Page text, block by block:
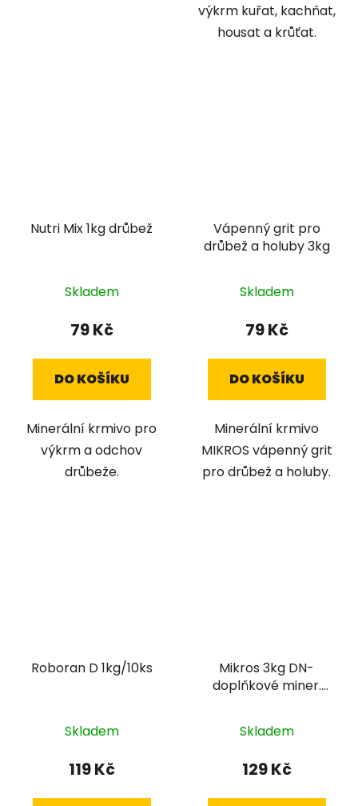
výkrm kuřat, kachňat,
housat a krůťat.
Nutri Mix 1kg drůbež
Skladem
79 Kč
DO KOŠÍKU
Minerální krmivo pro
výkrm a odchov
drůbeže.
Vápenný grit pro
drůbež a holuby 3kg
Skladem
79 Kč
DO KOŠÍKU
Minerální krmivo
MIKROS vápenný grit
pro drůbež a holuby.
Roboran D 1kg/10ks
Skladem
119 Kč
Mikros 3kg DN-
doplňkové miner.
Skladem
129 Kč